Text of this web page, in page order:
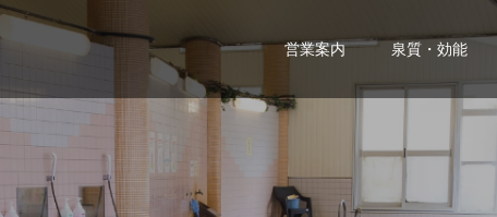
営業案内 泉質・効能